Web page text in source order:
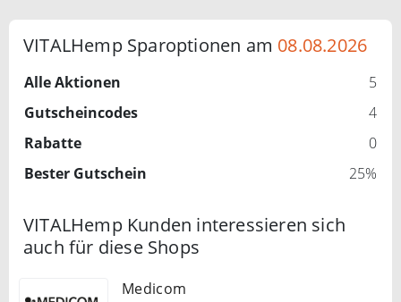
VITALHemp Sparoptionen am 08.08.2026
Alle Aktionen
5
Gutscheincodes
4
Rabatte
0
Bester Gutschein
25%
VITALHemp Kunden interessieren sich
auch für diese Shops
Medicom